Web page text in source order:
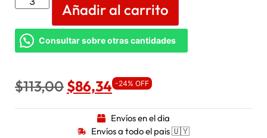
Añadir al carrito
Consultar sobre otras cantidades
$113,00 $86,34 -24% OFF
Envíos en el dia
Envíos a todo el pais 🇺🇾